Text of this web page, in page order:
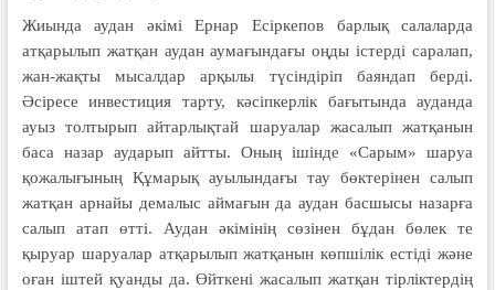
Жиында аудан әкімі Ернар Есіркепов барлық салаларда
атқарылып жатқан аудан аумағындағы оңды істерді саралап,
жан-жақты мысалдар арқылы түсіндіріп баяндап берді.
Әсіресе инвестиция тарту, кәсіпкерлік бағытында ауданда
ауыз толтырып айтарлықтай шаруалар жасалып жатқанын
баса назар аударып айтты. Оның ішінде «Сарым» шаруа
қожалығының Құмарық ауылындағы тау бөктерінен салып
жатқан арнайы демалыс аймағын да аудан басшысы назарға
салып атап өтті. Аудан әкімінің сөзінен бұдан бөлек те
қыруар шаруалар атқарылып жатқанын көпшілік естіді және
оған іштей қуанды да. Өйткені жасалып жатқан тірліктердің